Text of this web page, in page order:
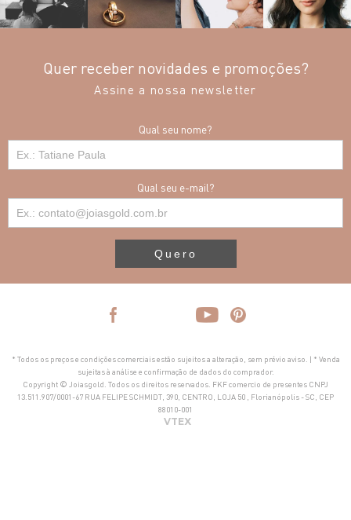
Quer receber novidades e promoções?
Assine a nossa newsletter
Qual seu nome?
Qual seu e-mail?
Quero
* Todos os preços e condições comerciais estão sujeitos a alteração, sem prévio aviso. | * Venda
sujeitas à análise e confirmação de dados do comprador.
Copyright © Joiasgold. Todos os direitos reservados. FKF comercio de presentes CNPJ
13.511.907/0001-67 RUA FELIPE SCHMIDT, 390, CENTRO, LOJA 50 , Florianópolis - SC, CEP
88010-001
VTEX